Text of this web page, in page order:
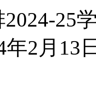
25
年2月13